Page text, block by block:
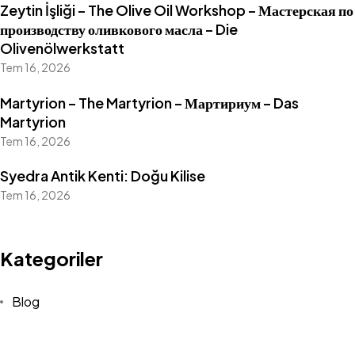
Zeytin İşliği – The Olive Oil Workshop – Мастерская по
производству оливкового масла – Die
Olivenölwerkstatt
Tem 16, 2026
Martyrion – The Martyrion – Мартириум – Das
Martyrion
Tem 16, 2026
Syedra Antik Kenti: Doğu Kilise
Tem 16, 2026
Kategoriler
Blog